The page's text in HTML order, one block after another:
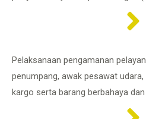
Pelaksanaan pengamanan
penumpang, awak pesawat
kargo serta barang berbahaya